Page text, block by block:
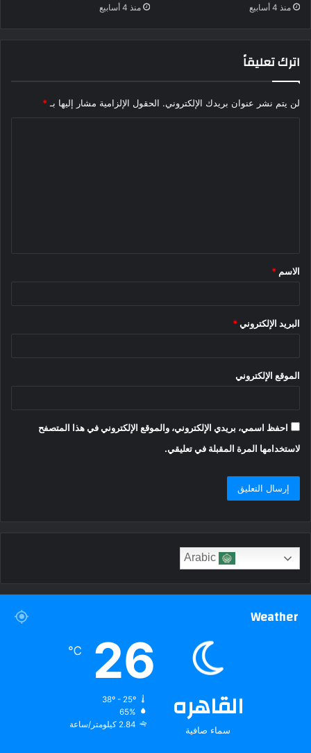
منذ 4 أسابيع منذ 4 أسابيع
اترك تعليقاً
لن يتم نشر عنوان بريدك الإلكتروني. الحقول الإلزامية مشار إليها بـ *
*
الاسم *
البريد الإلكتروني *
الموقع الإلكتروني
احفظ اسمي، بريدي الإلكتروني، والموقع الإلكتروني في هذا المتصفح
لاستخدامها المرة المقبلة في تعليقي.
Weather
القاهره
سماء صافية
26
℃
38º - 25º
65%
2.84 كيلومتر/ساعة